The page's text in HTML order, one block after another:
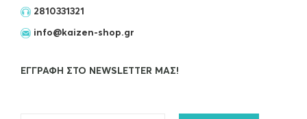
2810331321
info@kaizen-shop.gr
ΕΓΓΡΑΦΉ ΣΤΟ NEWSLETTER ΜΑΣ!